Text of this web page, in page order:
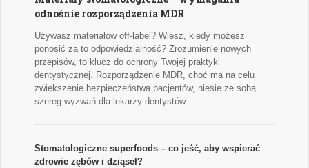
odnośnie rozporządzenia MDR
Używasz materiałów off-label? Wiesz, kiedy możesz
ponosić za to odpowiedzialność? Zrozumienie nowych
przepisów, to klucz do ochrony Twojej praktyki
dentystycznej. Rozporządzenie MDR, choć ma na celu
zwiększenie bezpieczeństwa pacjentów, niesie ze sobą
szereg wyzwań dla lekarzy dentystów.
Stomatologiczne superfoods – co jeść, aby wspierać
zdrowie zębów i dziąseł?